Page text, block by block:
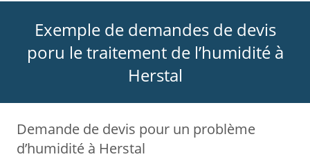
Exemple de demandes de devis
poru le traitement de l’humidité à
Herstal
Demande de devis pour un problème
d’humidité à Herstal